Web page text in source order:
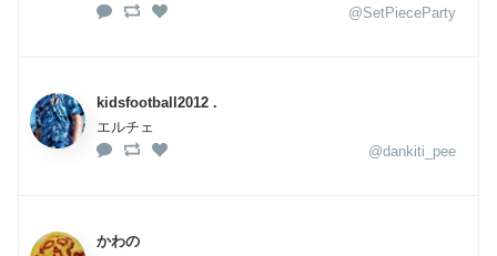
@SetPieceParty
kidsfootball2012 .
エルチェ
@dankiti_pee
かわの